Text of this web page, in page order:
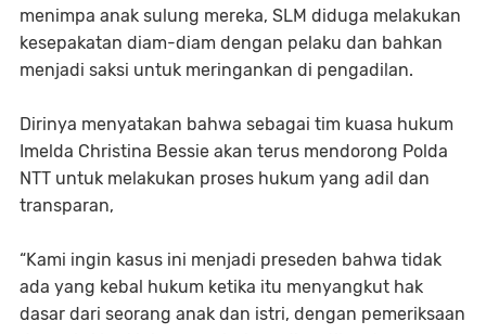
menimpa anak sulung mereka, SLM diduga melakukan
kesepakatan diam-diam dengan pelaku dan bahkan
menjadi saksi untuk meringankan di pengadilan.
Dirinya menyatakan bahwa sebagai tim kuasa hukum
Imelda Christina Bessie akan terus mendorong Polda
NTT untuk melakukan proses hukum yang adil dan
transparan,
“Kami ingin kasus ini menjadi preseden bahwa tidak
ada yang kebal hukum ketika itu menyangkut hak
dasar dari seorang anak dan istri, dengan pemeriksaan